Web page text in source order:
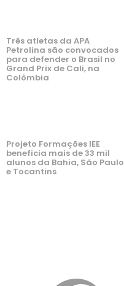
Três atletas da APA
Petrolina são convocados
para defender o Brasil no
Grand Prix de Cali, na
Colômbia
Projeto Formações IEE
beneficia mais de 33 mil
alunos da Bahia, São Paulo
e Tocantins